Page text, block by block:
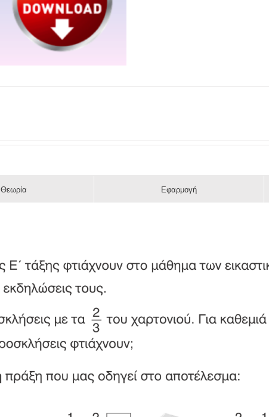
Θεωρία Εφαρμογή